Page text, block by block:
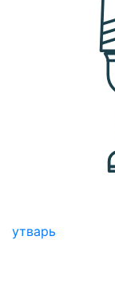
утварь